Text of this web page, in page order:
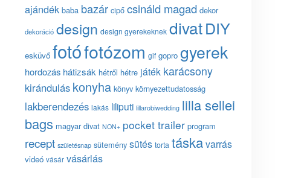
ajándék baba bazár cipő csináld magad dekor
dekoráció design design gyerekeknek divatDIY
esküvő fotófotózom gif gopro gyerek
hordozás hátizsák hétről hétre játék karácsony
kirándulás konyha könyv környezettudatosság
lakberendezés lakás liliputi lillarobiwedding lilla sellei
bags magyar divat NON+ pocket trailer program
recept születésnap sütemény sütés torta táskavarrás
videó vásár vásárlás